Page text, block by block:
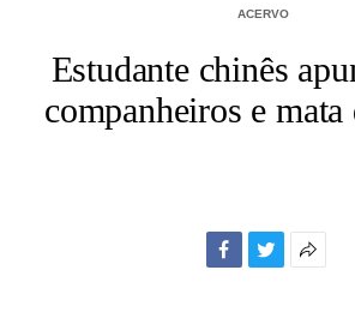
ACERVO
Estudante chinês
companheiros e mata